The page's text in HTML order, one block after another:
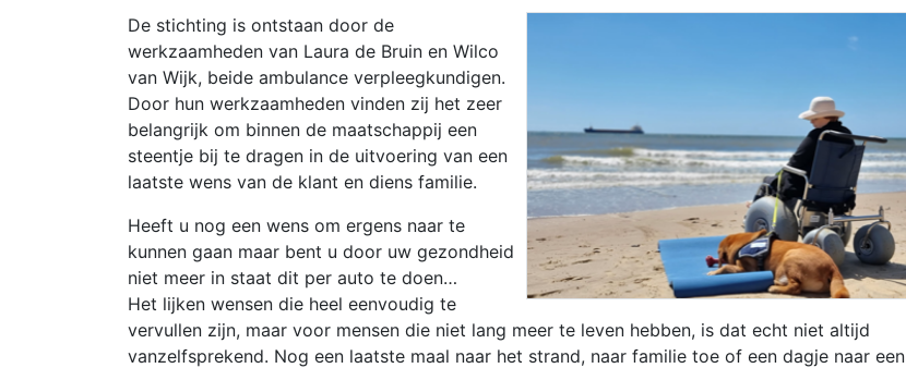
De stichting is ontstaan door de
werkzaamheden van Laura de Bruin en Wilco
van Wijk, beide ambulance verpleegkundigen.
Door hun werkzaamheden vinden zij het zeer
belangrijk om binnen de maatschappij een
steentje bij te dragen in de uitvoering van een
laatste wens van de klant en diens familie.
Heeft u nog een wens om ergens naar te
kunnen gaan maar bent u door uw gezondheid
niet meer in staat dit per auto te doen…
Het lijken wensen die heel eenvoudig te
vervullen zijn, maar voor mensen die niet lang meer te leven hebben, is dat echt niet altijd
vanzelfsprekend. Nog een laatste maal naar het strand, naar familie toe of een dagje naar een